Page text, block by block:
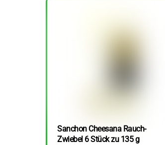
Sanchon Cheesana Rauch-
Zwiebel 6 Stück zu 135 g